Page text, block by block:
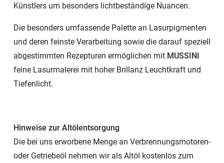
Künstlers um besonders lichtbeständige Nuancen.
Die besonders umfassende Palette an Lasurpigmenten
und deren feinste Verarbeitung sowie die darauf speziell
abgestimmten Rezepturen ermöglichen mit MUSSINI
feine Lasurmalerei mit hoher Brillanz Leuchtkraft und
Tiefenlicht.
Hinweise zur Altölentsorgung
Die bei uns erworbene Menge an Verbrennungsmotoren-
oder Getriebeöl nehmen wir als Altöl kostenlos zum